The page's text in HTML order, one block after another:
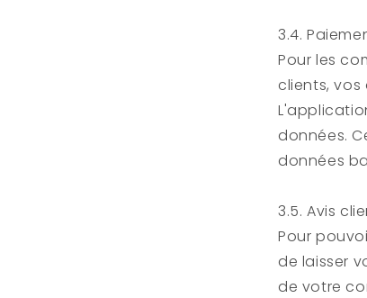
3.4.
Pour les
clients,
données.
données
3.5. Avis
Pour
de laisser
de votre